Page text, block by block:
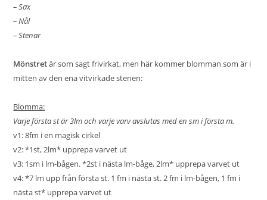
– Sax
– Nål
– Stenar
Mönstretär som sagt frivirkat, men här kommer blomman som är i
mitten av den ena vitvirkade stenen:
Blomma:
Varje första st är 3lm och varje varv avslutas med en sm i första m.
v1: 8fm i en magisk cirkel
v2: *1st, 2lm* upprepa varvet ut
v3: 1sm i lm-bågen. *2st i nästa lm-båge, 2lm* upprepa varvet ut
v4: *7 lm upp från första st. 1 fm i nästa st. 2 fm i lm-bågen, 1 fm i
nästa st* upprepa varvet ut